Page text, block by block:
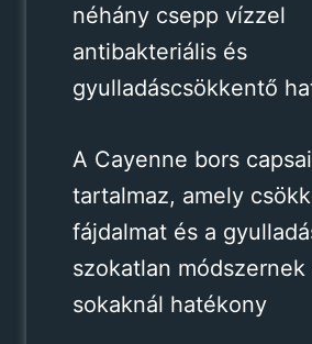
néhány csepp vízzel
antibakteriális és
gyulladáscsökkentő
A Cayenne bors
tartalmaz, amely
fájdalmat és a
szokatlan
sokaknál hatékony